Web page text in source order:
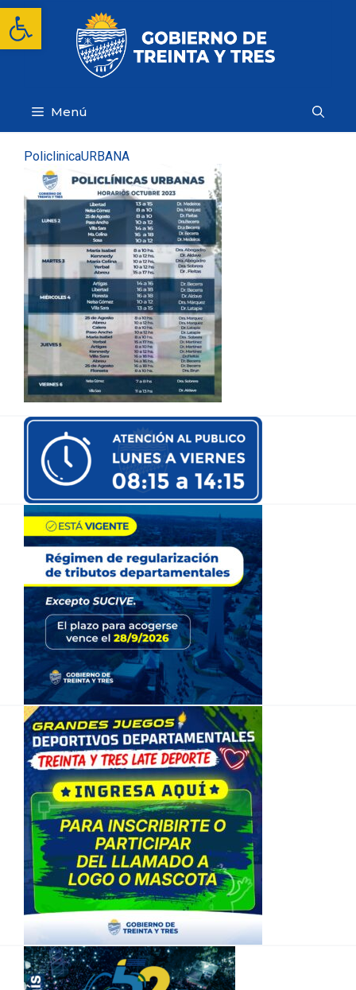
Abrir barra de herramientas
Saltar
contenido
Menú
PoliclinicaURBANA